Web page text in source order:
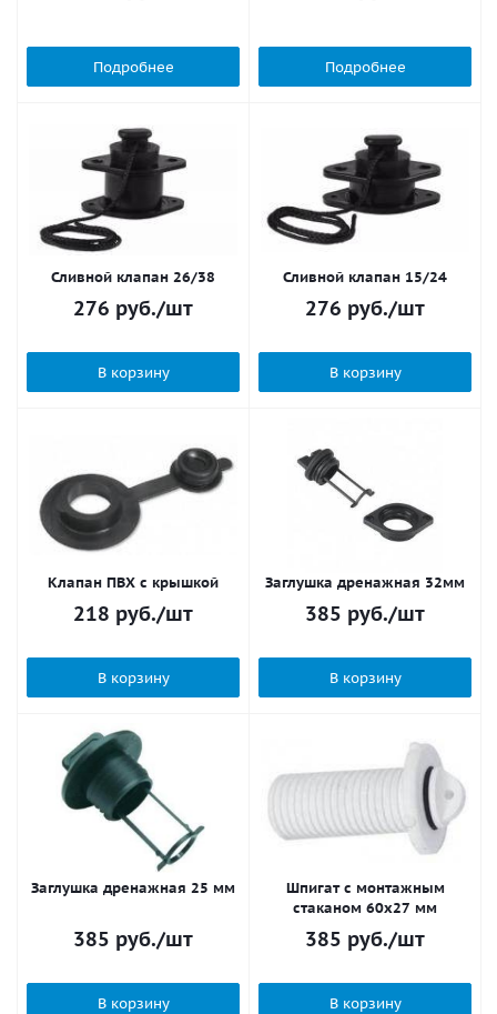
Подробнее Подробнее
Сливной клапан 26/38
276 руб./шт
В корзину
Сливной клапан 15/24
276 руб./шт
В корзину
Клапан ПВХ с крышкой
218 руб./шт
В корзину
Заглушка дренажная 32мм
385 руб./шт
В корзину
Заглушка дренажная 25 мм
385 руб./шт
В корзину
Шпигат с монтажным
стаканом 60х27 мм
385 руб./шт
В корзину